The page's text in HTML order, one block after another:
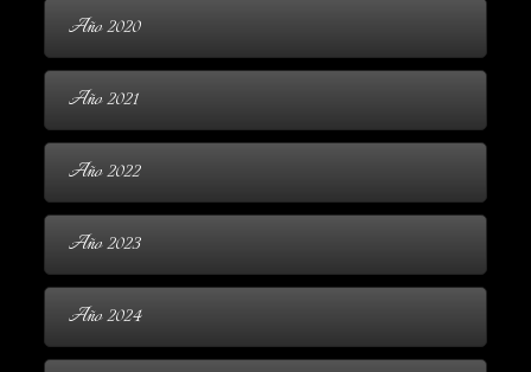
Año 2020
Año 2021
Año 2022
Año 2023
Año 2024